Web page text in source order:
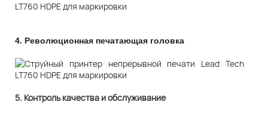
4. Революционная печатающая головка
5. Контроль качества и обслуживание